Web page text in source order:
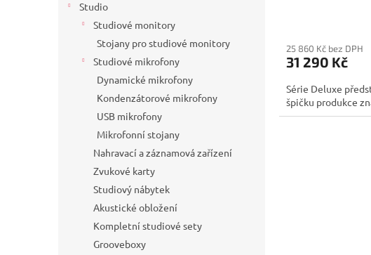
Studio
Studiové monitory
Stojany pro studiové monitory
Studiové mikrofony
Dynamické mikrofony
Kondenzátorové mikrofony
USB mikrofony
Mikrofonní stojany
Nahravací a záznamová zařízení
Zvukové karty
Studiový nábytek
Akustické obložení
Kompletní studiové sety
Grooveboxy
25 860 Kč bez DPH
31 290 Kč
Série Deluxe
špičku produkce